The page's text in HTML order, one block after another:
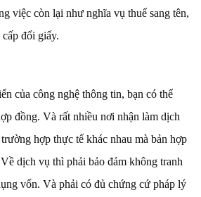
việc còn lại như nghĩa vụ thuế sang tên,
đổi giấy.
của công nghệ thông tin, bạn có thể
đồng. Và rất nhiều nơi nhận làm dịch
hợp thực tế khác nhau mà bản hợp
dịch vụ thì phải bảo đảm không tranh
vốn. Và phải có đủ chứng cứ pháp lý